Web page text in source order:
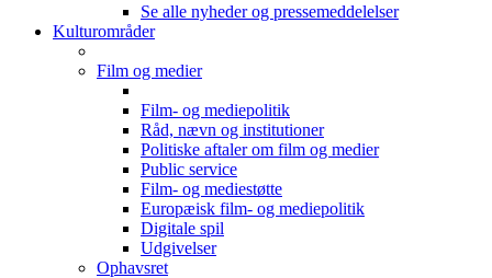
Se alle nyheder og pressemeddelelser
Kulturområder
Film og medier
Film- og mediepolitik
Råd, nævn og institutioner
Politiske aftaler om film og medier
Public service
Film- og mediestøtte
Europæisk film- og mediepolitik
Digitale spil
Udgivelser
Ophavsret